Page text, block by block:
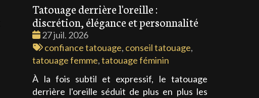
Tatouage derrière l'oreille :
discrétion, élégance et personnalité
Date
:
27 juil. 2026
Tags
:
confiance tatouage, conseil tatouage,
tatouage femme,tatouage féminin
À la fois subtil et expressif, le tatouage
derrière l'oreille séduit de plus en plus les